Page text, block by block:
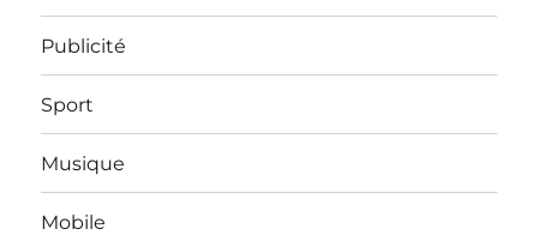
Publicité
Sport
Musique
Mobile